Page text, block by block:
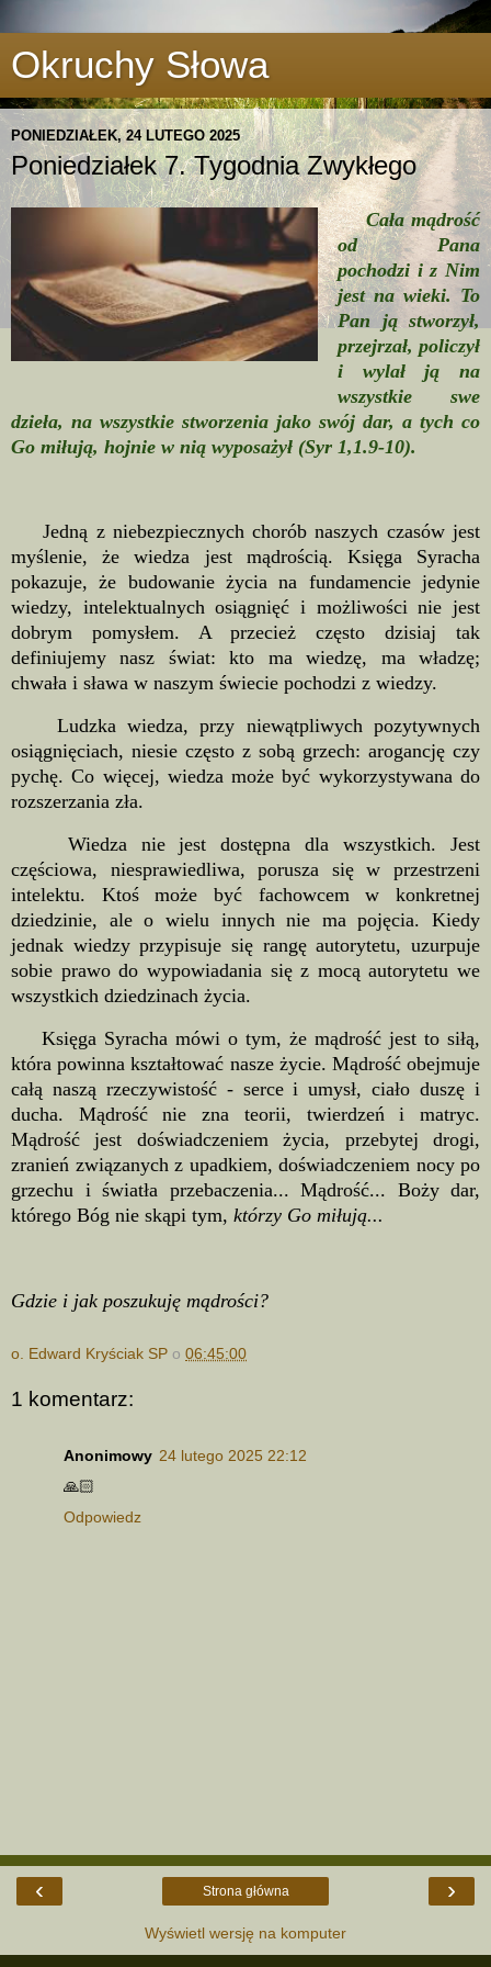
Okruchy Słowa
PONIEDZIAŁEK, 24 LUTEGO 2025
Poniedziałek 7. Tygodnia Zwykłego
Cała mądrość
od Pana
pochodzi i z Nim
jest na wieki. To
Pan ją stworzył,
przejrzał, policzył
i wylał ją na
wszystkie swe
dzieła, na wszystkie stworzenia jako swój dar, a tych co
Go miłują, hojnie w nią wyposażył (Syr 1,1.9-10).
Jedną z niebezpiecznych chorób naszych czasów jest
myślenie, że wiedza jest mądrością. Księga Syracha
pokazuje, że budowanie życia na fundamencie jedynie
wiedzy, intelektualnych osiągnięć i możliwości nie jest
dobrym pomysłem. A przecież często dzisiaj tak
definiujemy nasz świat: kto ma wiedzę, ma władzę;
chwała i sława w naszym świecie pochodzi z wiedzy.
Ludzka wiedza, przy niewątpliwych pozytywnych
osiągnięciach, niesie często z sobą grzech: arogancję czy
pychę. Co więcej, wiedza może być wykorzystywana do
rozszerzania zła.
Wiedza nie jest dostępna dla wszystkich. Jest
częściowa, niesprawiedliwa, porusza się w przestrzeni
intelektu. Ktoś może być fachowcem w konkretnej
dziedzinie, ale o wielu innych nie ma pojęcia. Kiedy
jednak wiedzy przypisuje się rangę autorytetu, uzurpuje
sobie prawo do wypowiadania się z mocą autorytetu we
wszystkich dziedzinach życia.
Księga Syracha mówi o tym, że mądrość jest to siłą,
która powinna kształtować nasze życie. Mądrość obejmuje
całą naszą rzeczywistość - serce i umysł, ciało duszę i
ducha. Mądrość nie zna teorii, twierdzeń i matryc.
Mądrość jest doświadczeniem życia, przebytej drogi,
zranień związanych z upadkiem, doświadczeniem nocy po
grzechu i światła przebaczenia... Mądrość... Boży dar,
którego Bóg nie skąpi tym, którzy Go miłują...
Gdzie i jak poszukuję mądrości?
o. Edward Kryściak SP o 06:45:00
1 komentarz:
Anonimowy 24 lutego 2025 22:12
🙏🏻
Odpowiedz
‹ ›
Strona główna
Wyświetl wersję na komputer